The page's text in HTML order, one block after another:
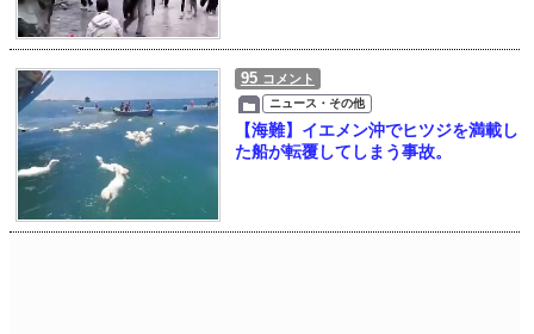
95 コメント
ニュース・その他
【海難】イエメン沖でヒツジを満載し
た船が転覆してしまう事故。